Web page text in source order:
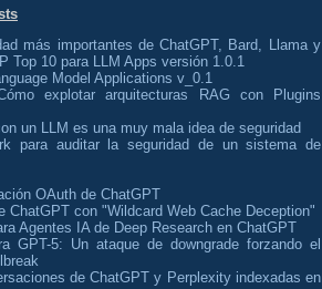
más importantes de ChatGPT, Bard, Llama y
Top 10 para LLM Apps versión 1.0.1
Model Applications v_0.1
explotar arquitecturas RAG con Plugins
un LLM es una muy mala idea de seguridad
para auditar la seguridad de un sistema de
OAuth de ChatGPT
ChatGPT con "Wildcard Web Cache Deception"
Agentes IA de Deep Research en ChatGPT
GPT-5: Un ataque de downgrade forzando el
de ChatGPT y Perplexity indexadas en